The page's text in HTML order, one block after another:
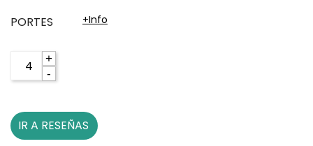
PORTES +info
+
-
IR A RESEÑAS